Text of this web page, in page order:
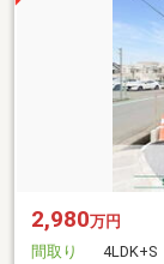
2,980万円
間取り
4LDK+S